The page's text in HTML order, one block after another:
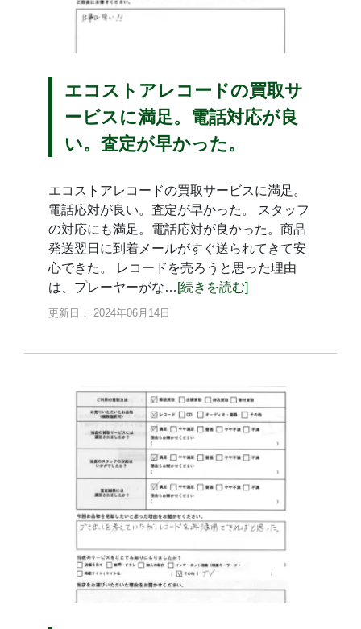
エコストアレコードの買取サ
ービスに満足。電話対応が良
い。査定が早かった。
エコストアレコードの買取サービスに満足。
電話応対が良い。査定が早かった。 スタッフ
の対応にも満足。電話応対が良かった。商品
発送翌日に到着メールがすぐ送られてきて安
心できた。 レコードを売ろうと思った理由
は、プレーヤーがな… [続きを読む]
更新日： 2024年06月14日